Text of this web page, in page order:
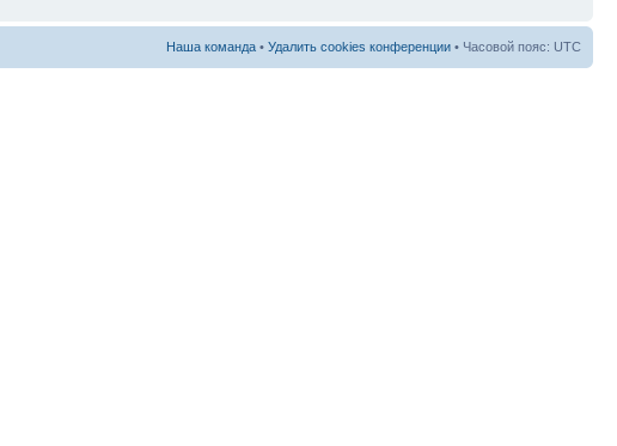
Наша команда • Удалить cookies конференции • Часовой пояс: UTC